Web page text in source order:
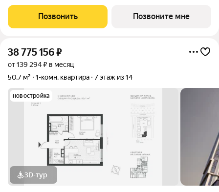
западе Москвы от специализированного застройщика
«Сияние». Комплекс расположен всего
Позвонить Позвоните мне
38 775 156₽
от 139 294 ₽ в месяц
50,7 м²
1-комн. квартира 7 этаж из 14
новостройка
3D-тур